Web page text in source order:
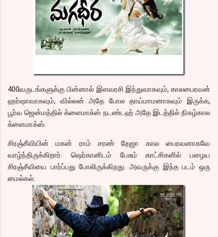
400வருடங்களுக்கு பின்னால் இளவரசி இந்துவாகவும், காலபைரவன்
ஹர்ஷாவாகவும், வில்லன் அதே போல தாய்மாமனாகவும் இருக்க,
பூர்வ ஜென்மத்தில் க்ளைமாக்ஸ் நடண்டஹ் அதே இடத்தில் நிகழ்கால
க்ளைமாக்ஸ்.
சிரஞ்சீவியின் மகன் ராம் சரண் தேஜா கால பைரவனாகவே
வாழ்ந்திருக்கிறார். ஷெர்கானிடம் பேசும் காட்சிகளில் பழைய
சிரஞ்சீவியை பார்ப்பது போலிருக்கிறது. அவருக்கு இந்த படம் ஒரு
மைல்கல்.